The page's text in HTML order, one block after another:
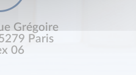
Grégoire
Paris
06